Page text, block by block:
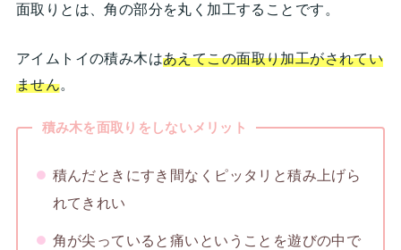
面取りとは、角の部分を丸く加工することです。
アイムトイの積み木はあえてこの面取り加工がされてい
ません。
積み木を面取りをしないメリット
積んだときにすき間なくピッタリと積み上げら
れてきれい
角が尖っていると痛いということを遊びの中で